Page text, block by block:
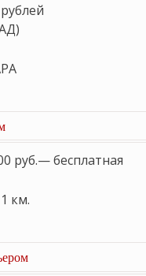
руб.— бесплатная
км.